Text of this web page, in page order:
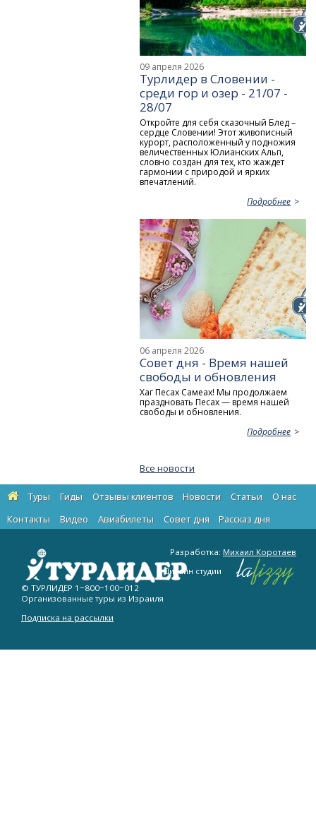
09 апреля 2026
Турлидер в Словении -
среди гор и озер - 21/07 -
28/07
Откройте для себя сказочный Блед –
сердце Словении! Этот живописный
курорт, расположенный у подножия
величественных Юлианских Альп,
словно создан для тех, кто жаждет
гармонии с природой и ярких
впечатлений.
Подробнее
06 апреля 2026
Совет дня - Время нашей
свободы и обновления
Хаг Песах Самеах! Мы продолжаем
праздновать Песах — время нашей
свободы и обновления.
Подробнее
Все новости
Туры Гиды Отзывы клиентов Новости Статьи
О нас
Контакты
Видео Авиабилеты Cовет дня Рассказ дня
© ТУРЛИДЕР 1−800−100−012
Организованные туры из Израиля
Подписка на рассылки
Разработка: Михаил Коротаев
Дизайн студии